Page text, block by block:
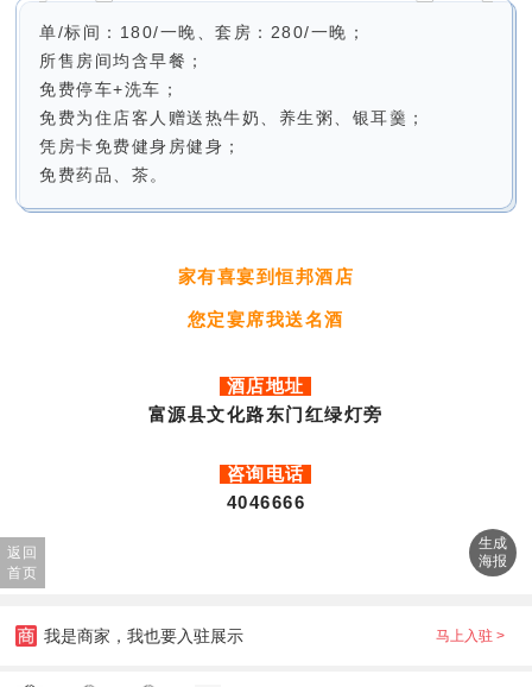
单/标间：180/一晚、套房：280/一晚；
所售房间均含早餐；
免费停车+洗车；
免费为住店客人赠送热牛奶、养生粥、银耳羹；
凭房卡免费健身房健身；
免费药品、茶。
家有喜宴到恒邦酒店
您定宴席我送名酒
酒店地址
富源县文化路东门红绿灯旁
咨询电话
4046666
马上入驻 >
我是商家，我也要入驻展示
返回
首页
生成
海报